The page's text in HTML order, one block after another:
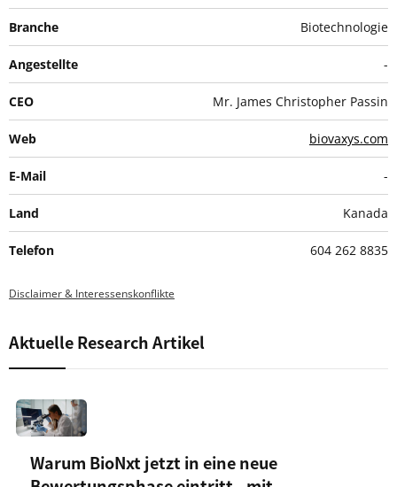
Branche Biotechnologie
Angestellte -
CEO Mr. James Christopher Passin
Web biovaxys.com
E-Mail -
Land Kanada
Telefon 604 262 8835
Disclaimer & Interessenskonflikte
Aktuelle Research Artikel
Warum BioNxt jetzt in eine neue